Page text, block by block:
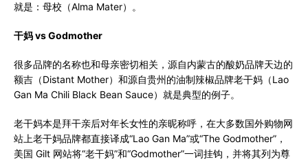
就是：母校（Alma Mater）。
干妈 vs Godmother
很多品牌的名称也和母亲密切相关，源自内蒙古的酸奶品牌天边的
额吉（Distant Mother）和源自贵州的油制辣椒品牌老干妈（Lao
Gan Ma Chili Black Bean Sauce）就是典型的例子。
老干妈本是拜干亲后对年长女性的亲昵称呼，在大多数国外购物网
站上老干妈品牌都直接译成“Lao Gan Ma”或“The Godmother”，
美国 Gilt 网站将“老干妈”和“Godmother”一词挂钩，并将其列为尊